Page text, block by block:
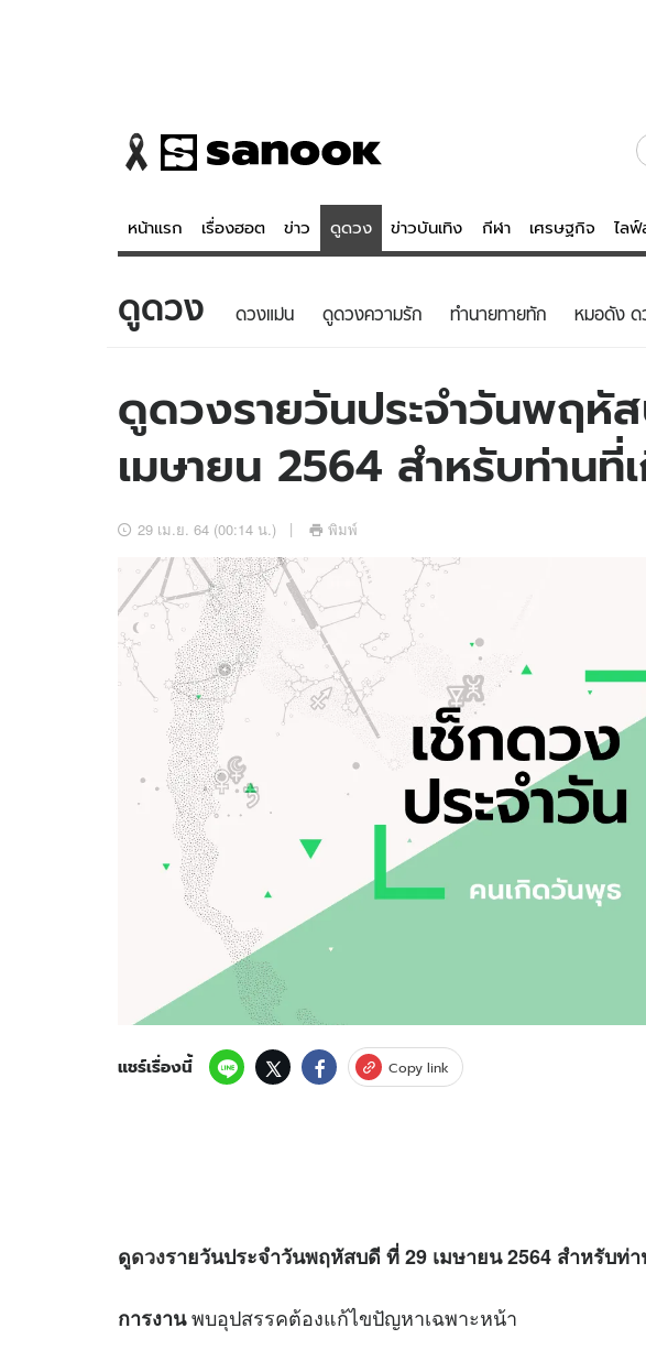
หน้าแรก เรื่องฮอต ข่าว ดูดวง ข่าวบันเทิง กีฬา เศรษฐกิจ ไล
ข่าว
ข่าวบันเทิง
ข่าวกีฬา
ข่าวเศรษฐกิจ
อัปเดตจีน
เช็กข่าวชัวร์
ดูดวง - ตรวจหวย
สถิติหวยไทย
หวยลาว
ดาวน์โหลดสนุกแอปฟรี ติดตามสนุกโซเชียลได้ที่
สงวนลิขสิทธิ์ ©2569 บริษัท อิมเมจ ฟิวเจอร์ (ประเทศไทย) จำกัด
ดูดวง ดวงแม่น ดูดวงความรัก ทํานายทายทัก หมอดัง ด
ดูดวงรายวันประจำวันพฤหั
เมษายน 2564 สำหรับท่าน
29 เม.ย. 64 (00:14 น.) พิมพ์
แชร์เรื่องนี้ Copy link
ดูดวงรายวันประจำวันพฤหัสบดี ที่ 29 เมษายน 2564 สำหรับท่
การงานพบอุปสรรคต้องแก้ไขปัญหาเฉพาะหน้า